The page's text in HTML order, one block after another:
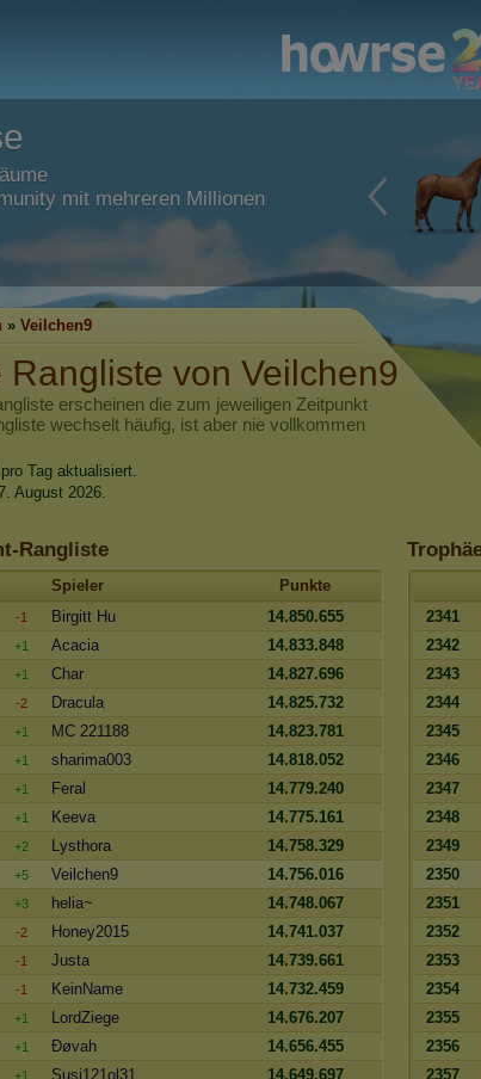
mit mehreren Millionen
» Veilchen9
von Veilchen9
erscheinen die zum jeweiligen Zeitpunkt
wechselt häufig, ist aber nie vollkommen
Tag aktualisiert.
August 2026.
Rangliste
Spieler
Punkte
-1 Birgitt Hu
14.850.655
+1 Acacia
14.833.848
+1 Char
14.827.696
-2 Dracula
14.825.732
+1 MC 221188
14.823.781
+1 sharima003
14.818.052
+1 Feral
14.779.240
+1 Keeva
14.775.161
+2 Lysthora
14.758.329
+5 Veilchen9
14.756.016
+3 helia~
14.748.067
-2 Honey2015
14.741.037
-1 Justa
14.739.661
-1 KeinName
14.732.459
+1 LordZiege
14.676.207
+1 Ðøvah
14.656.455
+1 Susi121ol31
14.649.697
2341
2342
2343
2344
2345
2346
2347
2348
2349
2350
2351
2352
2353
2354
2355
2356
2357